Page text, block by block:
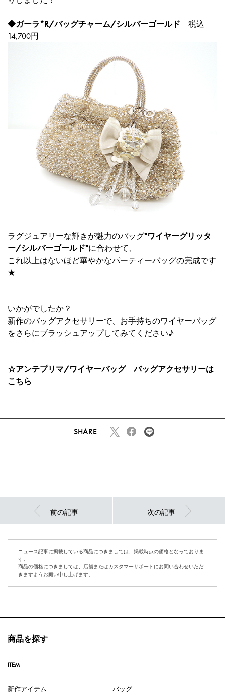
◆ガーラ*R/バッグチャーム/シルバーゴールド 税込
14,700円
ラグジュアリーな輝きが魅力のバッグ"ワイヤーグリッタ
ー/シルバーゴールド"に合わせて、
これ以上はないほど華やかなパーティーバッグの完成です
★
いかがでしたか？
新作のバッグアクセサリーで、お手持ちのワイヤーバッグ
をさらにブラッシュアップしてみてください♪
☆アンテプリマ/ワイヤーバッグ バッグアクセサリーは
こちら
SHARE
前の記事 次の記事
ニュース記事に掲載している商品につきましては、掲載時点の価格となっておりま
す。
商品の価格につきましては、店舗またはカスタマーサポートにお問い合わせいただ
きますようお願い申し上げます。
商品を探す
ITEM
新作アイテム バッグ